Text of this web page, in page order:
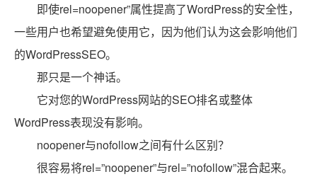
即使rel=noopener”属性提高了WordPress的安全性，
一些用户也希望避免使用它，因为他们认为这会影响他们
的WordPressSEO。
那只是一个神话。
它对您的WordPress网站的SEO排名或整体
WordPress表现没有影响。
noopener与nofollow之间有什么区别？
很容易将rel=”noopener”与rel=”nofollow”混合起来。